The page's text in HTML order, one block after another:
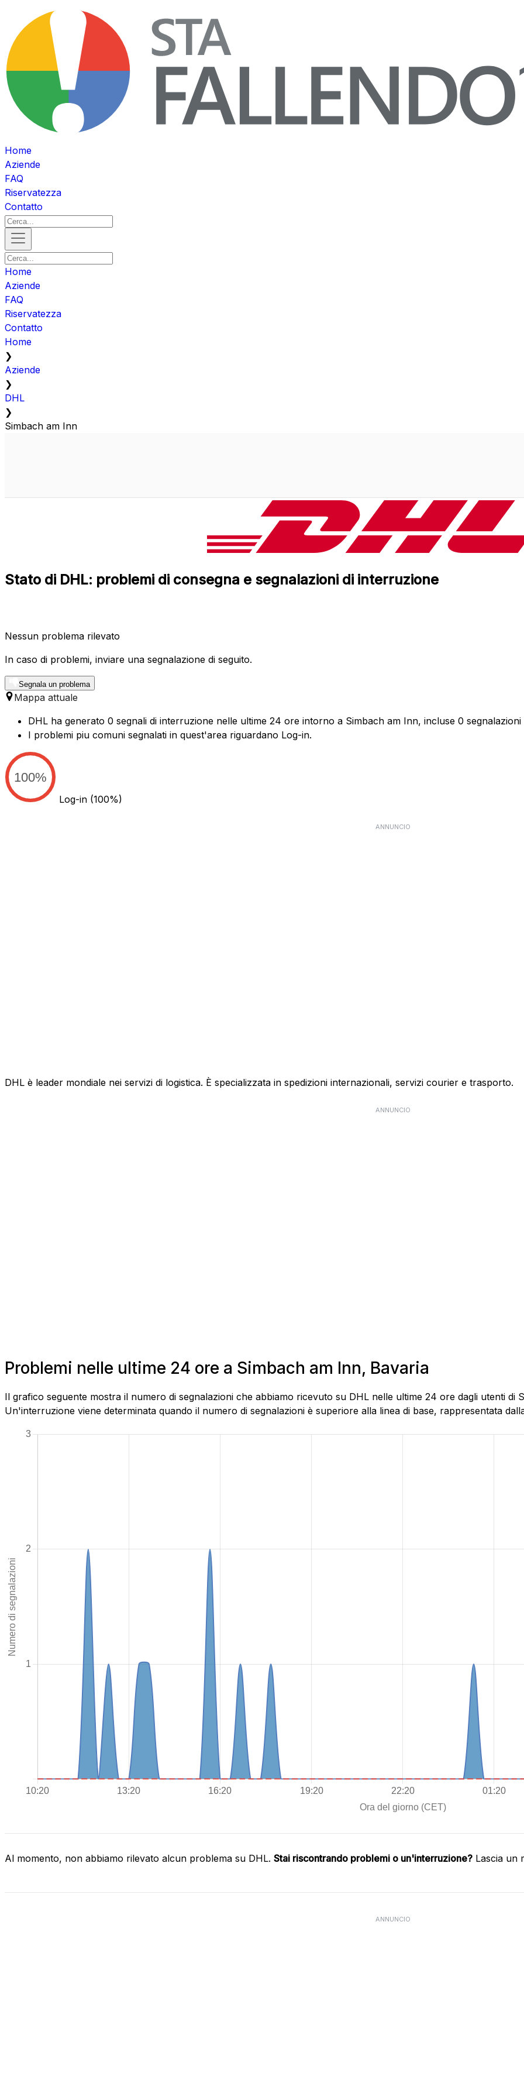
Home
Aziende
FAQ
Riservatezza
Contatto
Home
Aziende
FAQ
Riservatezza
Contatto
Home
❯
Aziende
❯
DHL
❯
Simbach am Inn
Stato di DHL: problemi di consegna e segnalazioni di interruzione
Nessun problema rilevato
In caso di problemi, inviare una segnalazione di seguito.
Segnala un problema
Mappa attuale
DHL ha generato 0 segnali di interruzione nelle ultime 24 ore intorno a Simbach am Inn, incluse 0 segnalazioni
I problemi piu comuni segnalati in quest'area riguardano Log-in.
100%
Log-in (100%)
ANNUNCIO
DHL è leader mondiale nei servizi di logistica. È specializzata in spedizioni internazionali, servizi courier e trasporto.
ANNUNCIO
Problemi nelle ultime 24 ore a Simbach am Inn, Bavaria
Il grafico seguente mostra il numero di segnalazioni che abbiamo ricevuto su DHL nelle ultime 24 ore dagli utenti di
Un'interruzione viene determinata quando il numero di segnalazioni è superiore alla linea di base, rappresentata
Al momento, non abbiamo rilevato alcun problema su DHL. Stai riscontrando problemi o un'interruzione? Lascia un
ANNUNCIO